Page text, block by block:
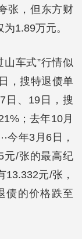
张，但东方财
1.89万元。
山车式”行情似
，搜特退债单
日、19日，搜
；去年10月
年3月6日，
元/张的最高纪
元/张，
债的价格跌至